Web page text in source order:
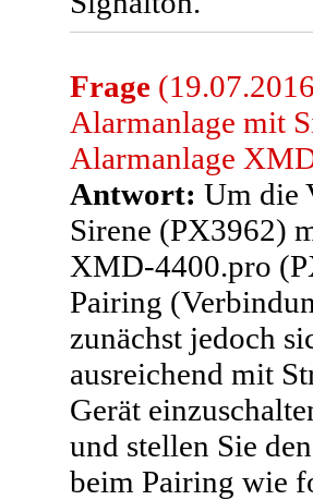
Frage
Alarmanlage mit
Alarmanlage
Antwort: Um die
Sirene (PX3962)
XMD-4400.pro
Pairing
zunächst jedoch
ausreichend mit
Gerät
und stellen Sie
beim Pairing wie